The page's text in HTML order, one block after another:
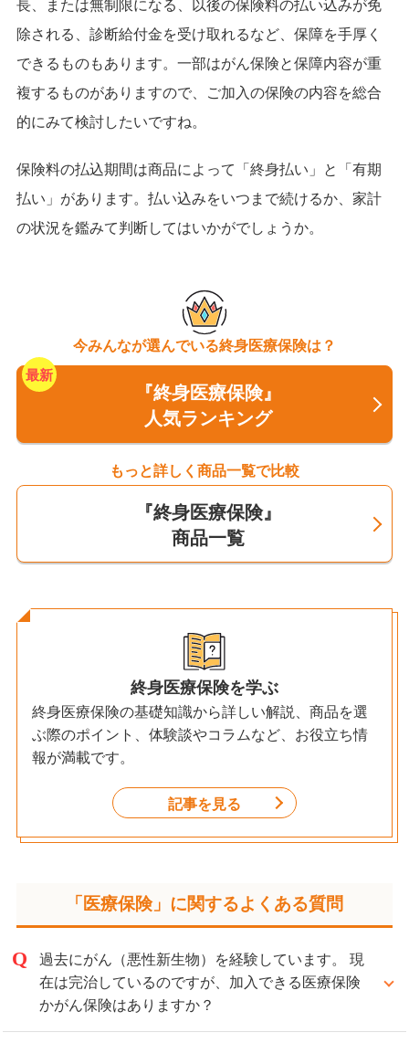
長、または無制限になる、以後の保険料の払い込みが免
除される、診断給付金を受け取れるなど、保障を手厚く
できるものもあります。一部はがん保険と保障内容が重
複するものがありますので、ご加入の保険の内容を総合
的にみて検討したいですね。
保険料の払込期間は商品によって「終身払い」と「有期
払い」があります。払い込みをいつまで続けるか、家計
の状況を鑑みて判断してはいかがでしょうか。
今みんなが選んでいる終身医療保険は？
『終身医療保険』
人気ランキング
もっと詳しく商品一覧で比較
『終身医療保険』
商品一覧
終身医療保険を学ぶ
終身医療保険の基礎知識から詳しい解説、商品を選
ぶ際のポイント、体験談やコラムなど、お役立ち情
報が満載です。
記事を見る
「医療保険」に関するよくある質問
過去にがん（悪性新生物）を経験しています。 現
在は完治しているのですが、加入できる医療保険
かがん保険はありますか？
過去にがん（悪性新生物）を経験していても、完治後